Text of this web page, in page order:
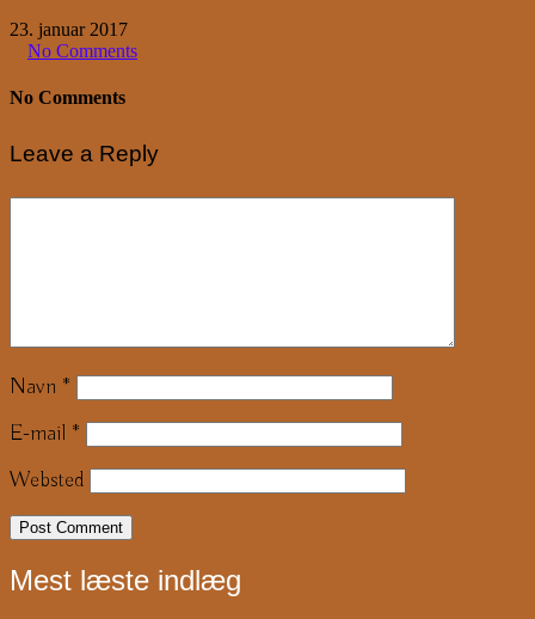
23. januar 2017
No Comments
No Comments
Leave a Reply
Navn *
E-mail *
Websted
Mest læste indlæg